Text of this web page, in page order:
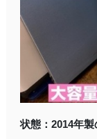
状態：2014年